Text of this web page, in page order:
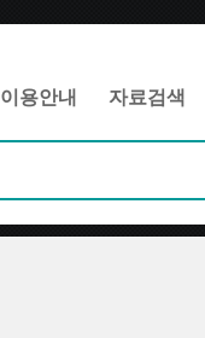
이용안내 자료검색